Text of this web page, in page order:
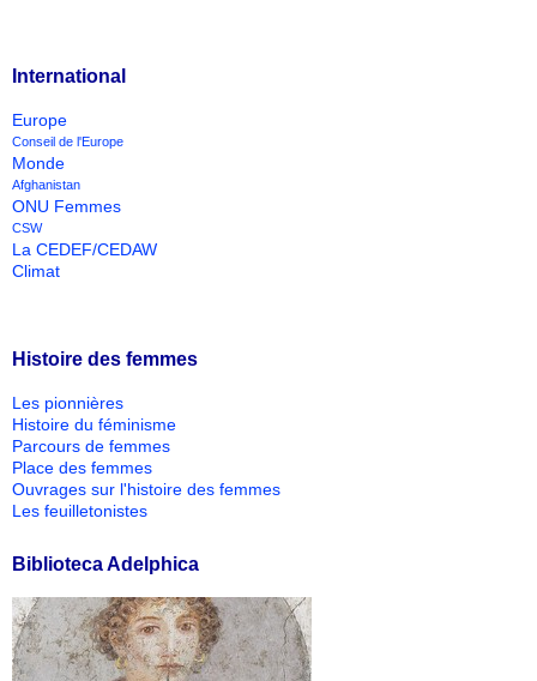
International
Europe
Conseil de l'Europe
Monde
Afghanistan
ONU Femmes
CSW
La CEDEF/CEDAW
Climat
Histoire des femmes
Les pionnières
Histoire du féminisme
Parcours de femmes
Place des femmes
Ouvrages sur l'histoire des femmes
Les feuilletonistes
Biblioteca Adelphica